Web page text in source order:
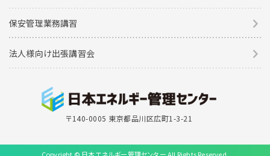
保安管理業務講習
法人様向け出張講習会
〒140-0005 東京都品川区広町1-3-21